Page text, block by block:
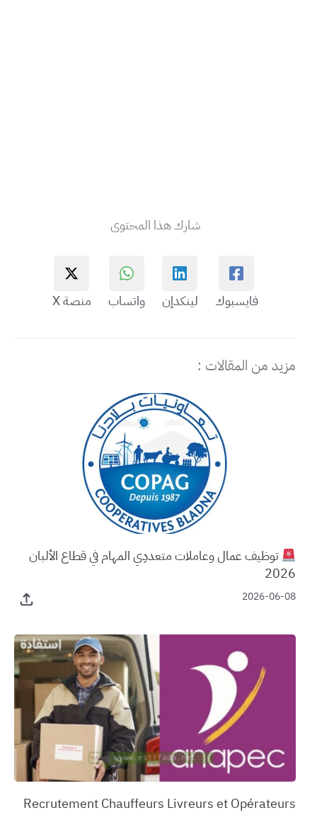
شارك هذا المحتوى
فايسبوك لينكدإن واتساب منصة X
مزيد من المقالات :
توظيف عمال وعاملات متعددِي المهام في قطاع الألبان
2026
2026-06-08
‏Recrutement Chauffeurs Livreurs et Opérateurs